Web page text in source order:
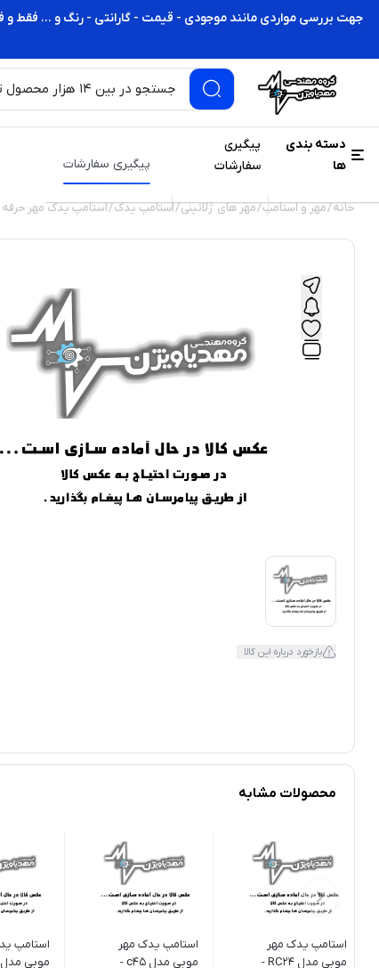
جهت بررسی مواردی مانند موجودی - قیمت - گارانتی - رنگ و ... فقط و
دسته بندی
ها
پیگیری
سفارشات
پیگیری سفارشات
خانه/مهر و استامپ/مهر های ژلاتینی/استامپ یدک/استامپ یدک مهر حرفه
بازخورد درباره این کالا
محصولات مشابه
استامپ یدک مهر
موبی مدل RC24 -
استامپ یدک مهر
موبی مدل c45 -
استامپ